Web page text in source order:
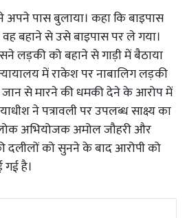
अपने पास बुलाया। कहा कि बाइपास
वह बहाने से उसे बाइपास पर ले गया।
लड़की को बहाने से गाड़ी में बैठाया
में राकेश पर नाबालिग लड़की
से मारने की धमकी देने के आरोप में
ने पत्रावली पर उपलब्ध साक्ष्य का
अभियोजक अमोल जौहरी और
दलीलों को सुनने के बाद आरोपी को
गई है।